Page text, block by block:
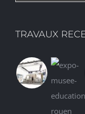
TRAVAUX